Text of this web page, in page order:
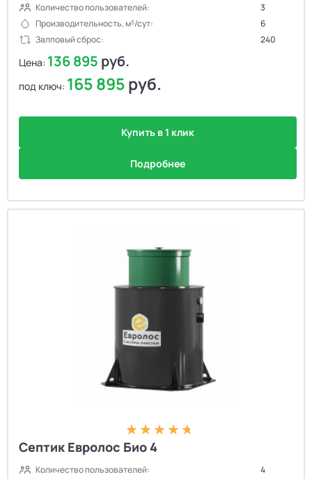
Сортировка
По популярности
По умолчанию
л/сутки, по убыванию
Количество пользователей:
3
Производительность, м³/сут:
6
Залповый сброс:
240
Цена: 136 895 руб.
под ключ: 165 895руб.
Купить в 1 клик
Подробнее
Септик Евролос Био 4
Количество пользователей:
4